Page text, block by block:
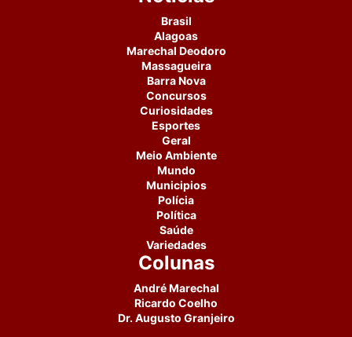
Brasil
Alagoas
Marechal Deodoro
Massagueira
Barra Nova
Concursos
Curiosidades
Esportes
Geral
Meio Ambiente
Mundo
Municipios
Polícia
Política
Saúde
Variedades
Colunas
André Marechal
Ricardo Coelho
Dr. Augusto Granjeiro